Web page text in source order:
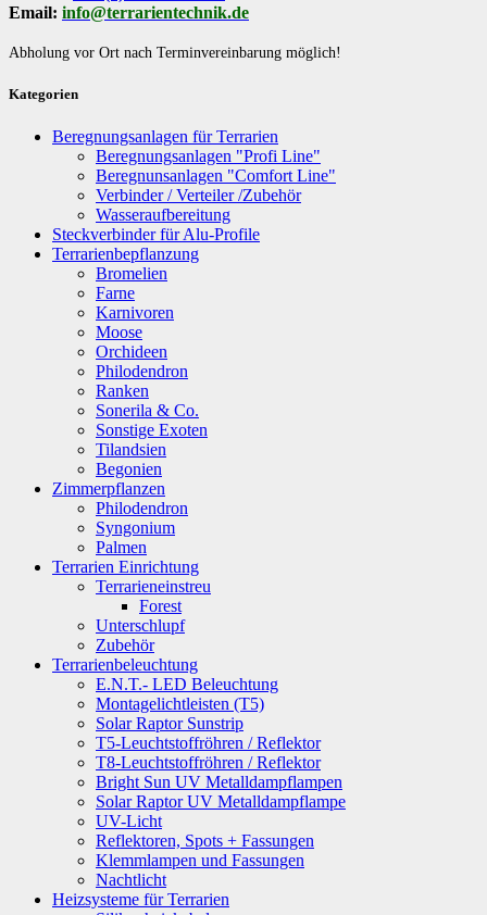
Email: info@terrarientechnik.de
Abholung vor Ort nach Terminvereinbarung möglich!
Kategorien
Beregnungsanlagen für Terrarien
Beregnungsanlagen "Profi Line"
Beregnunsanlagen "Comfort Line"
Verbinder / Verteiler /Zubehör
Wasseraufbereitung
Steckverbinder für Alu-Profile
Terrarienbepflanzung
Bromelien
Farne
Karnivoren
Moose
Orchideen
Philodendron
Ranken
Sonerila & Co.
Sonstige Exoten
Tilandsien
Begonien
Zimmerpflanzen
Philodendron
Syngonium
Palmen
Terrarien Einrichtung
Terrarieneinstreu
Forest
Unterschlupf
Zubehör
Terrarienbeleuchtung
E.N.T.- LED Beleuchtung
Montagelichtleisten (T5)
Solar Raptor Sunstrip
T5-Leuchtstoffröhren / Reflektor
T8-Leuchtstoffröhren / Reflektor
Bright Sun UV Metalldampflampen
Solar Raptor UV Metalldampflampe
UV-Licht
Reflektoren, Spots + Fassungen
Klemmlampen und Fassungen
Nachtlicht
Heizsysteme für Terrarien